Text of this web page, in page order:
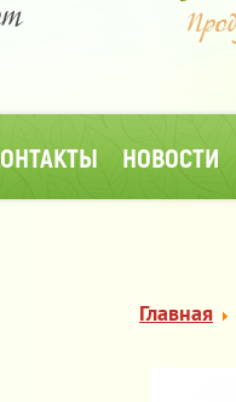
НОВОСТИ
Главная